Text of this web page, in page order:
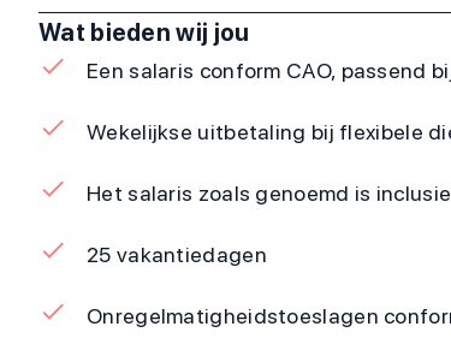
Wat bieden wij jou
Een salaris conform CAO, passend
Wekelijkse uitbetaling bij flexibele
Het salaris zoals genoemd is
25 vakantiedagen
Onregelmatigheidstoeslagen